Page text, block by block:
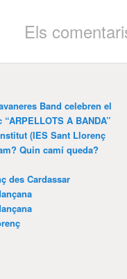
Els
Band celebren el
A BANDA”
(IES Sant Llorenç
Quin camí queda?
des Cardassar